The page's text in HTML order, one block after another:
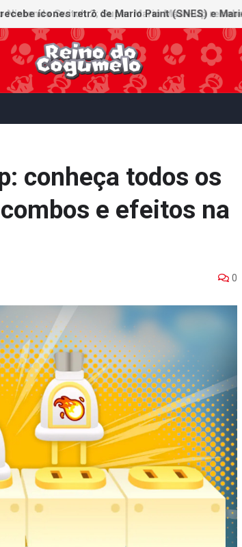
ícones retrô de Mario Paint (SNES) e
conheça todos os
e efeitos na
0